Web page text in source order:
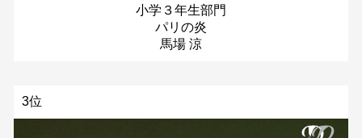
小学３年生部門
パリの炎
馬場 涼
3位